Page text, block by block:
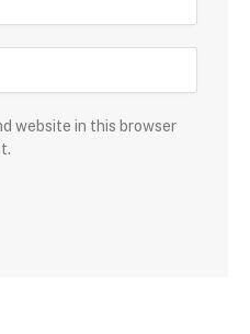
website in this browser